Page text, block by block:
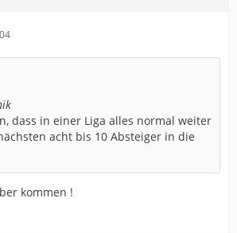
dass in einer Liga alles normal weiter
acht bis 10 Absteiger in die
kommen !